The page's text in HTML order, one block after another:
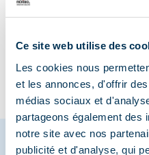
Ce site web utilise des
Les cookies nous
et les annonces, d'offrir
médias sociaux et
partageons également des
notre site avec nos
publicité et d'analyse, qui